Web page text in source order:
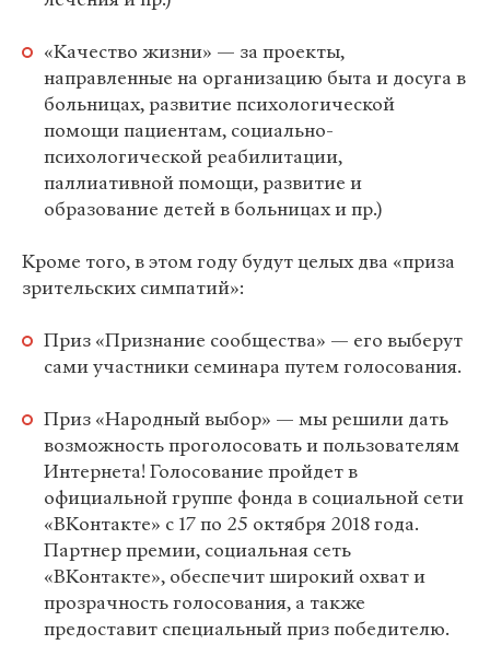
«Качество жизни» — за проекты,
направленные на организацию быта и досуга в
больницах, развитие психологической
помощи пациентам, социально-
психологической реабилитации,
паллиативной помощи, развитие и
образование детей в больницах и пр.)
Кроме того, в этом году будут целых два «приза
зрительских симпатий»:
Приз «Признание сообщества» — его выберут
сами участники семинара путем голосования.
Приз «Народный выбор» — мы решили дать
возможность проголосовать и пользователям
Интернета! Голосование пройдет в
официальной группе фонда в социальной сети
«ВКонтакте» с 17 по 25 октября 2018 года.
Партнер премии, социальная сеть
«ВКонтакте», обеспечит широкий охват и
прозрачность голосования, а также
предоставит специальный приз победителю.